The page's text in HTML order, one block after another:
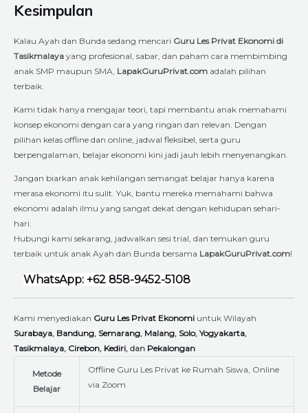
Kesimpulan
Kalau Ayah dan Bunda sedang mencari Guru Les Privat Ekonomi di
Tasikmalaya yang profesional, sabar, dan paham cara membimbing
anak SMP maupun SMA, LapakGuruPrivat.com adalah pilihan
terbaik.
Kami tidak hanya mengajar teori, tapi membantu anak memahami
konsep ekonomi dengan cara yang ringan dan relevan. Dengan
pilihan kelas offline dan online, jadwal fleksibel, serta guru
berpengalaman, belajar ekonomi kini jadi jauh lebih menyenangkan.
Jangan biarkan anak kehilangan semangat belajar hanya karena
merasa ekonomi itu sulit. Yuk, bantu mereka memahami bahwa
ekonomi adalah ilmu yang sangat dekat dengan kehidupan sehari-
hari.
Hubungi kami sekarang, jadwalkan sesi trial, dan temukan guru
terbaik untuk anak Ayah dan Bunda bersama LapakGuruPrivat.com!
WhatsApp: +62 858-9452-5108
Kami menyediakan Guru Les Privat Ekonomi untuk Wilayah
Surabaya, Bandung, Semarang, Malang, Solo,Yogyakarta,
Tasikmalaya, Cirebon, Kediri, dan Pekalongan
Metode
Belajar
Offline Guru Les Privat ke Rumah Siswa, Online
via Zoom